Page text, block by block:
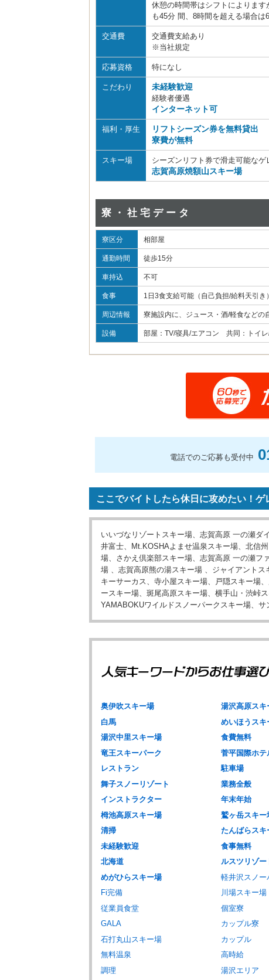
休憩の時間帯はシフトによりま
も45分 間、8時間を超える場合は
交通費
交通費支給あり
※当社規定
応募資格 特になし
こだわり 未経験歓迎
経験者優遇
インターネット可
福利・厚生
リフトシーズン券を無料貸出
寮費が無料
スキー場 シーズンリフト券で滑走可能なゲ
志賀高原焼額山スキー場
寮・社宅データ
寮区分 相部屋
通勤時間 徒歩15分
車持込 不可
食事 1日3食支給可能（自己負担/給料天
周辺情報 寮施設内に、ジュース・酒/軽食など
設備 部屋：TV/寝具/エアコン 共同：トイレ
電話でのご応募も受付中
ここでバイトしたら休日に攻めたい！
いいづなリゾートスキー場、志賀高原 一の瀬ダ
井富士、Mt.KOSHAよませ温泉スキー場、北信
場、さかえ倶楽部スキー場、志賀高原 一の瀬フ
場 、志賀高原熊の湯スキー場 、ジャイアント
キーサーカス、寺小屋スキー場、戸隠スキー場
ースキー場、斑尾高原スキー場、横手山・渋峠
YAMABOKUワイルドスノーパークスキー場、
奥伊吹スキー場 湯沢高原スキ
白馬
めいほうスキ
湯沢中里スキー場
食費無料
竜王スキーパーク
菅平国際ホテ
レストラン
駐車場
舞子スノーリゾート
業務全般
インストラクター
年末年始
栂池高原スキー場
鷲ヶ岳スキー
清掃
たんばらスキ
未経験歓迎
食事無料
北海道
ルスツリゾー
めがひらスキー場
軽井沢スノー
Fi完備
川場スキー場
従業員食堂
個室寮
GALA
カップル寮
石打丸山スキー場
カップル
無料温泉
高時給
調理
湯沢エリア